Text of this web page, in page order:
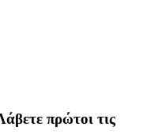
πρώτοι τις